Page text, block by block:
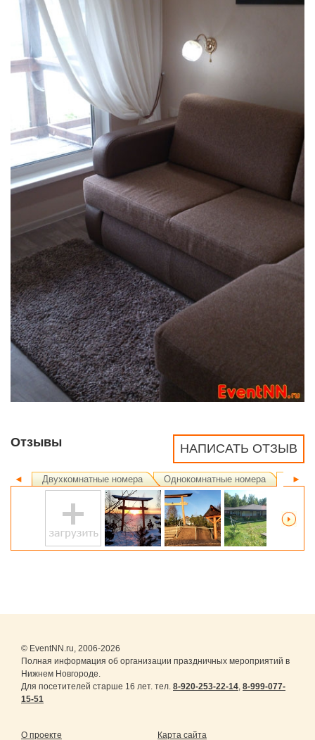
НАПИСАТЬ ОТЗЫВ
Отзывы
◄ ►
Двухкомнатные номера Однокомнатные номера
© EventNN.ru, 2006-2026
Полная информация об организации праздничных мероприятий в
Нижнем Новгороде.
Для посетителей старше 16 лет. тел. 8-920-253-22-14 8-999-077-
15-51
О проекте Карта сайта